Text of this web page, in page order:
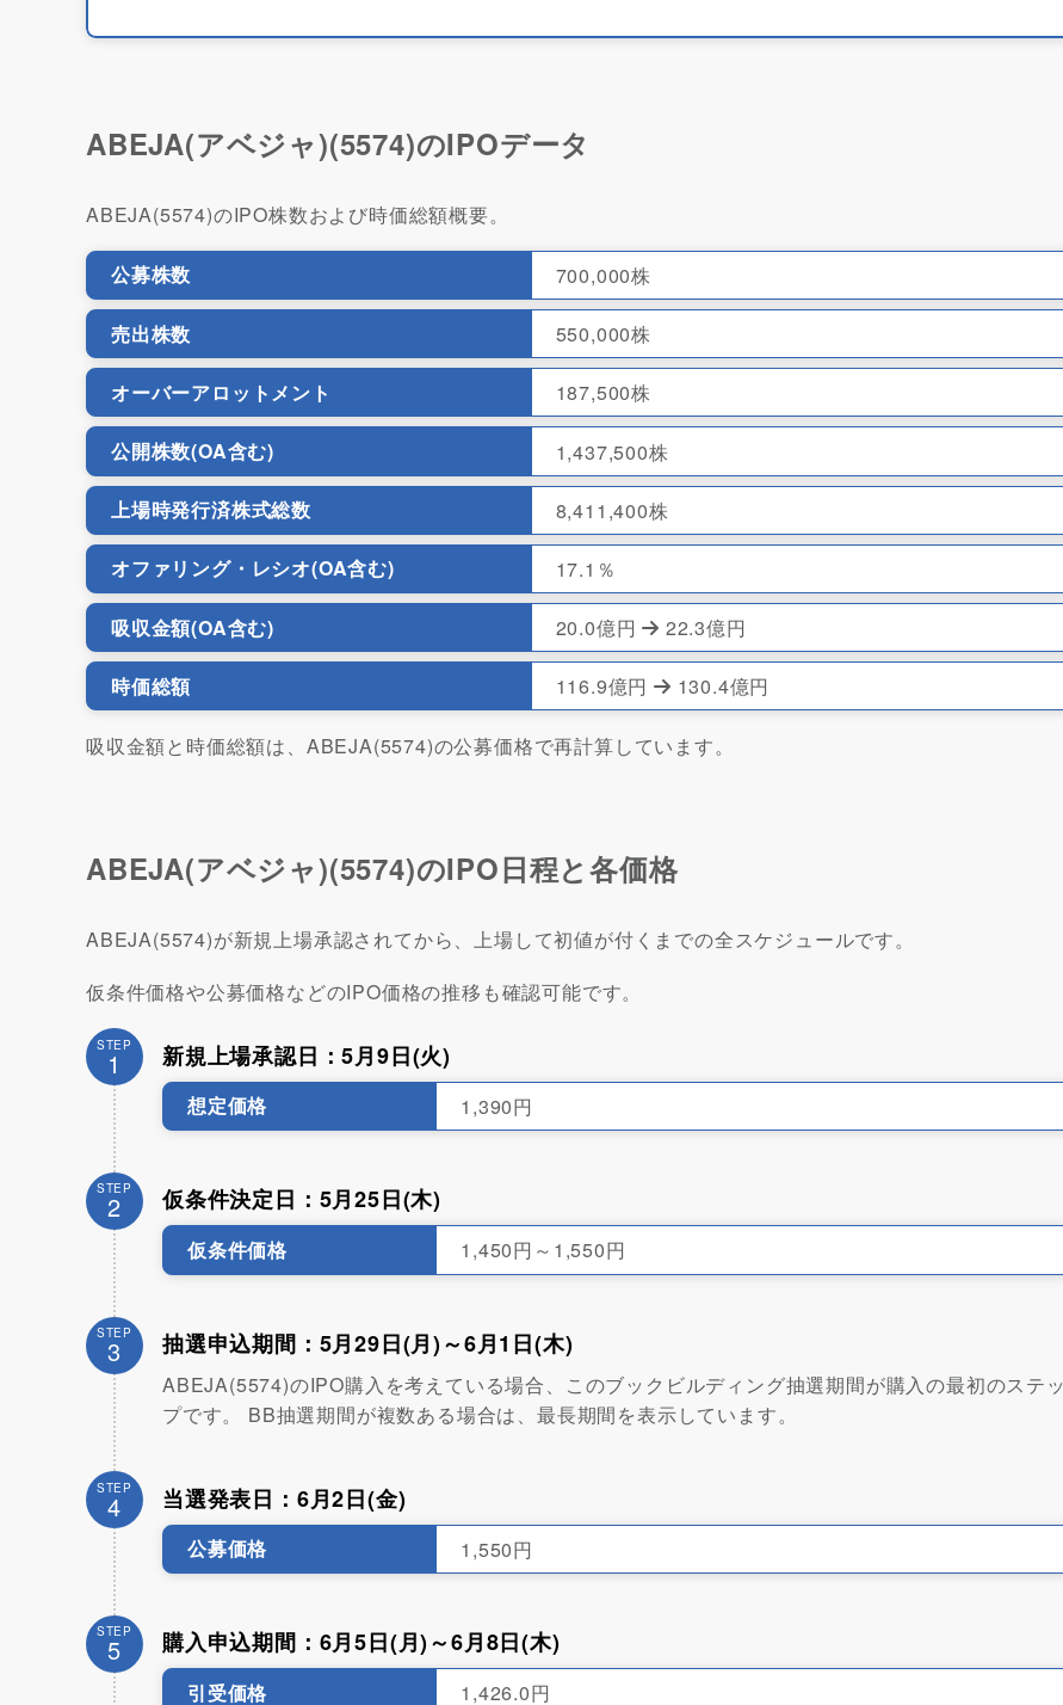
ABEJA(アベジャ)(5574)のIPOデータ
ABEJA(5574)のIPO株数および時価総額概要。
公募株数 700,000株
売出株数 550,000株
オーバーアロットメント 187,500株
公開株数(OA含む) 1,437,500株
上場時発行済株式総数 8,411,400株
オファリング・レシオ(OA含む) 17.1％
吸収金額(OA含む) 20.0億円 22.3億円
時価総額 116.9億円 130.4億円
吸収金額と時価総額は、ABEJA(5574)の公募価格で再計算しています。
ABEJA(アベジャ)(5574)のIPO日程と各価格
ABEJA(5574)が新規上場承認されてから、上場して初値が付くまでの全スケジュールです。
仮条件価格や公募価格などのIPO価格の推移も確認可能です。
STEP
1 新規上場承認日：5月9日(火)
想定価格 1,390円
STEP
2 仮条件決定日：5月25日(木)
仮条件価格 1,450円～1,550円
STEP
3 抽選申込期間：5月29日(月)～6月1日(木)
ABEJA(5574)のIPO購入を考えている場合、このブックビルディング抽選期間が購入の最初のステッ
プです。 BB抽選期間が複数ある場合は、最長期間を表示しています。
STEP
4 当選発表日：6月2日(金)
公募価格 1,550円
STEP
5 購入申込期間：6月5日(月)～6月8日(木)
引受価格 1,426.0円